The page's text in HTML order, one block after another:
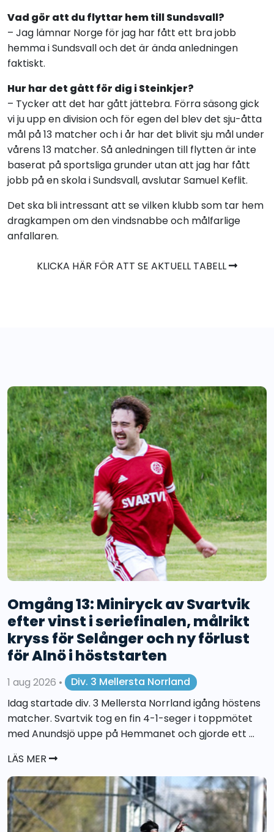
Vad gör att du flyttar hem till Sundsvall?
– Jag lämnar Norge för jag har fått ett bra jobb
hemma i Sundsvall och det är ända anledningen
faktiskt.
Hur har det gått för dig i Steinkjer?
– Tycker att det har gått jättebra. Förra säsong gick
vi ju upp en division och för egen del blev det sju-åtta
mål på 13 matcher och i år har det blivit sju mål under
vårens 13 matcher. Så anledningen till flytten är inte
baserat på sportsliga grunder utan att jag har fått
jobb på en skola i Sundsvall, avslutar Samuel Keflit.
Det ska bli intressant att se vilken klubb som tar hem
dragkampen om den vindsnabbe och målfarlige
anfallaren.
KLICKA HÄR FÖR ATT SE AKTUELL TABELL
Omgång 13: Miniryck av Svartvik
efter vinst i seriefinalen, målrikt
kryss för Selånger och ny förlust
för Alnö i höststarten
1 aug 2026 •
Div. 3 Mellersta Norrland
Idag startade div. 3 Mellersta Norrland igång höstens
matcher. Svartvik tog en fin 4-1-seger i toppmötet
med Anundsjö uppe på Hemmanet och gjorde ett ...
LÄS MER